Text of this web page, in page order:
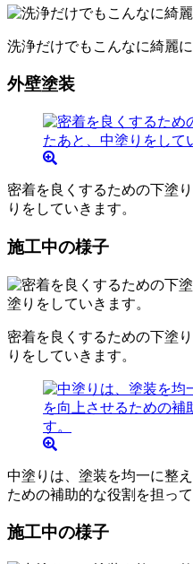
洗浄だけでもこんなに綺麗に
外壁塗装
密着を良くするための下塗
りをしていきます。
施工中の様子
密着を良くするための下塗
りをしていきます。
中塗りは、塗装を均一に整
ための補助的な役割を担って
施工中の様子